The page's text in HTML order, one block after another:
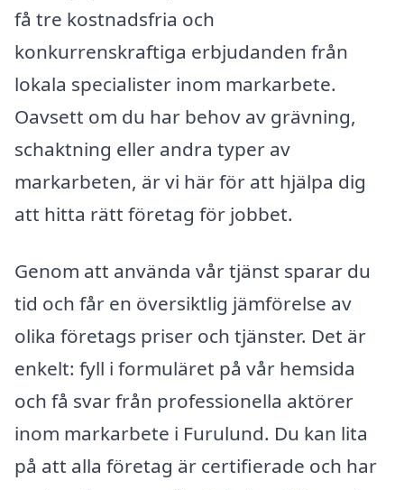
få tre kostnadsfria och
konkurrenskraftiga erbjudanden från
lokala specialister inom markarbete.
Oavsett om du har behov av grävning,
schaktning eller andra typer av
markarbeten, är vi här för att hjälpa dig
att hitta rätt företag för jobbet.
Genom att använda vår tjänst sparar du
tid och får en översiktlig jämförelse av
olika företags priser och tjänster. Det är
enkelt: fyll i formuläret på vår hemsida
och få svar från professionella aktörer
inom markarbete i Furulund. Du kan lita
på att alla företag är certifierade och har